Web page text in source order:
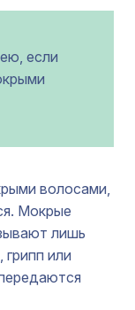
если
волосами,
Мокрые
лишь
или